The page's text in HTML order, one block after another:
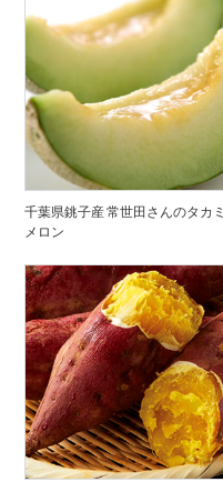
千葉県銚子産 常世田さんのタカミ
メロン